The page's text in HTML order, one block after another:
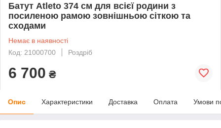
Батут Atleto 374 см для всієї родини з
посиленою рамою зовнішньою сіткою та
сходами
Немає в наявності
Код: 21000700
Роздріб
6 700 ₴
Опис Характеристики Доставка Оплата Умови